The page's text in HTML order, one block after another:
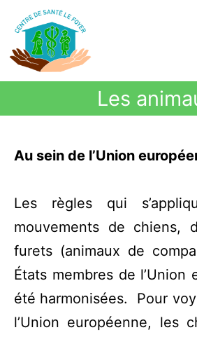
Les
Au sein de l’Union
Les règles qui
mouvements de chiens,
furets (animaux de
États membres de l’Union
été harmonisées. Pour
l’Union européenne, les